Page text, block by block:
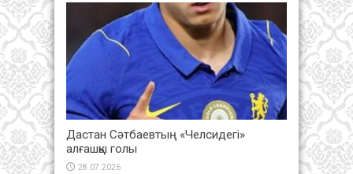
Дастан Сәтбаевтың «Челсидегі»
алғашқы голы
28.07.2026